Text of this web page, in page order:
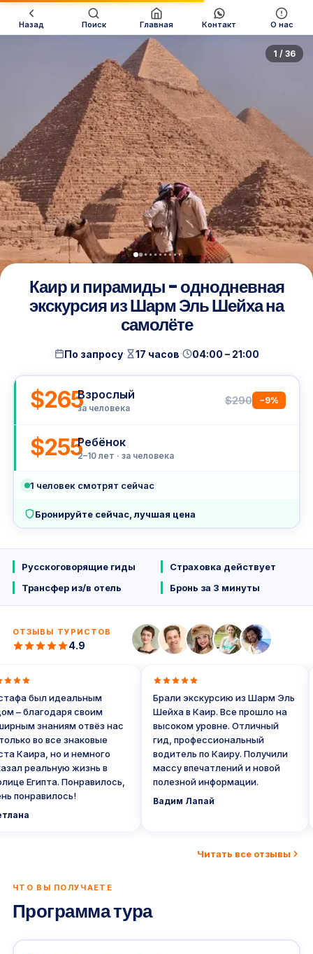
1 / 36
Каир и пирамиды - однодневная
экскурсия из Шарм Эль Шейха на
самолёте
По запросу· 17 часов· 04:00 – 21:00
$265Взрослый
за человека
$290 −9%
$255Ребёнок
2–10 лет · за человека
1 человек смотрят сейчас
Бронируйте сейчас, лучшая цена
Русскоговорящие гиды
Страховка действует
Трансфер из/в отель
Бронь за 3 минуты
ОТЗЫВЫ ТУРИСТОВ
4.9
был идеальным
– благодаря своим
знаниям отвёз нас
во все знаковые
Каира, но и немного
реальную жизнь в
Египта. Понравилось,
понравилось!
Брали экскурсию из Шарм Эль
Шейха в Каир. Все прошло на
высоком уровне. Отличный
гид, профессиональный
водитель по Каиру. Получили
массу впечатлений и новой
полезной информации.
Вадим Лапай
Читать все отзывы
ЧТО ВЫ ПОЛУЧАЕТЕ
Программа тура
Назад Поиск Главная Контакт О нас